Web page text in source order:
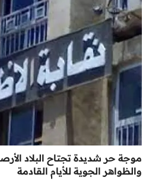
موجة حر شديدة تجتاح البلاد
والظواهر الجوية للأيام القادمة